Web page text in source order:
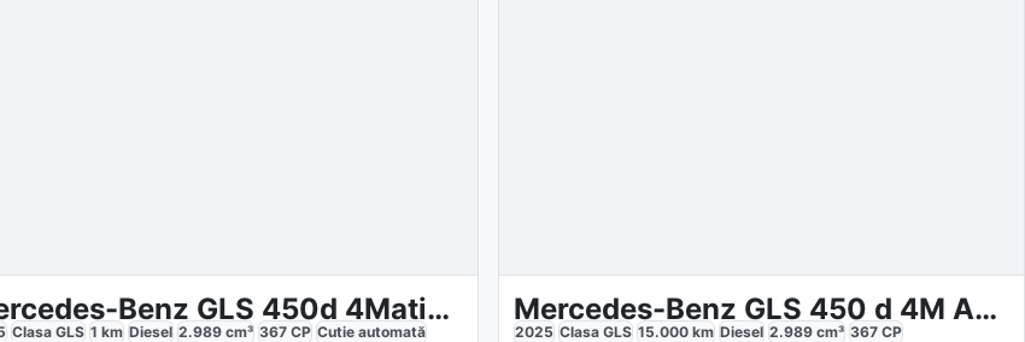
Mercedes-Benz GLS 450d 4Matic MHEV
Clasa GLS 1 km Diesel 2.989 cm³ 367 CP Cutieautomată
Mercedes-Benz GLS 450 d 4M AMG Premium
2025 Clasa GLS 15.000km Diesel 2.989cm³ 367CP